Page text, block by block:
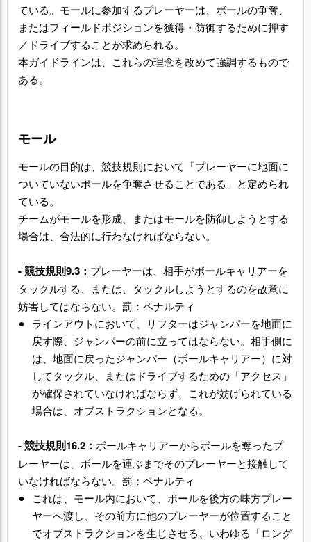
ている。モールに参加するプレーヤーは、ボールの争奪、
またはフィールドポジションを獲得・防御するために押す
／ドライブすることが求められる。
本ガイドラインは、これらの理念を改めて強調するもので
ある。
モール
モールの目的は、競技規則において「プレーヤーに地面に
ついていないボールを争奪させることである」と定められ
ている。
チームがモールを形成、またはモールを防御しようとする
場合は、合法的に行わなければならない。
-競技規則9.3 ： プレーヤーは、相手がボールキャリアーを
タックルする、または、タックルしようとするのを故意に
妨害してはならない。罰：ペナルティ
ラインアウトにおいて、リフターはジャンパーを地面に
戻す際、ジャンパーの前に立ってはならない。相手側に
は、地面に戻ったジャンパー（ボールキャリアー）に対
してタックル、またはドライブするための「アクセス」
が確保されていなければならず、これが妨げられている
場合は、オブストラクションとなる。
-競技規則16.2 ： ボールキャリアーからボールを奪ったプ
レーヤーは、ボールを運ぶまでそのプレーヤーと接触して
いなければならない。罰：ペナルティ
これは、モール内において、ボールを後方の味方プレー
ヤーへ渡し、その前方に他のプレーヤーが位置すること
でオブストラクションを生じさせる、いわゆる「ロング